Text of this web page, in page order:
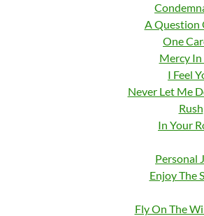
A Question
One
Mercy In
I Feel
Never Let Me
Rush
In Your
Personal
Enjoy The
Fly On The